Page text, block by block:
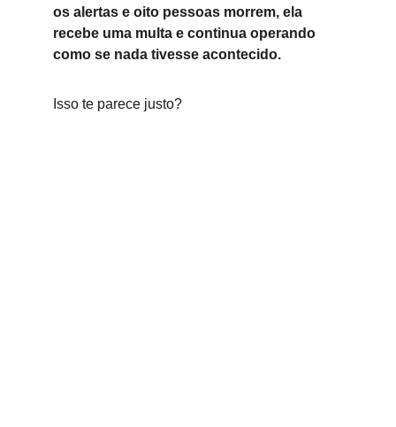
os alertas e oito pessoas morrem, ela
recebe uma multa e continua operando
como se nada tivesse acontecido.
Isso te parece justo?